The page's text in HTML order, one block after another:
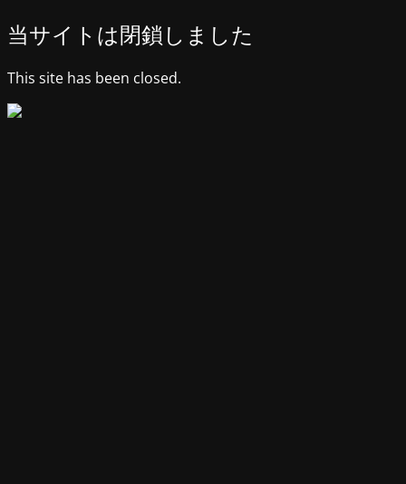
当サイトは閉鎖しました
This site has been closed.